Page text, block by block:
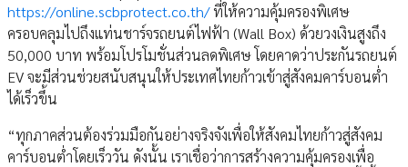
https://online.scbprotect.co.th/ที่ให้ความคุ้มครองพิเศษ
ครอบคลุมไปถึงแท่นชาร์จรถยนต์ไฟฟ้า (Wall Box) ด้วยวงเงินสูงถึง
50,000 บาท พร้อมโปรโมชั่นส่วนลดพิเศษ โดยคาดว่าประกันรถยนต์
EV จะมีส่วนช่วยสนับสนุนให้ประเทศไทยก้าวเข้าสู่สังคมคาร์บอนต่ำ
ได้เร็วขึ้น
“ทุกภาคส่วนต้องร่วมมือกันอย่างจริงจังเพื่อให้สังคมไทยก้าวสู่สังคม
คาร์บอนต่ำโดยเร็ววัน ดังนั้น เราเชื่อว่าการสร้างความคุ้มครองเพื่อ